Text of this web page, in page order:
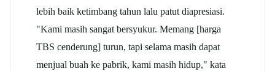
lebih baik ketimbang tahun lalu patut diapresiasi.
"Kami masih sangat bersyukur. Memang [harga
TBS cenderung] turun, tapi selama masih dapat
menjual buah ke pabrik, kami masih hidup," kata